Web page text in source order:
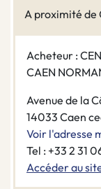
A proximité de
Acheteur :
CAEN
Avenue de la
14033 Caen
Voir l'adresse
Tel : +33 2 31
Accéder au